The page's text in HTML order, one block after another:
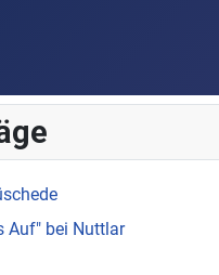
Auf" bei Nuttlar